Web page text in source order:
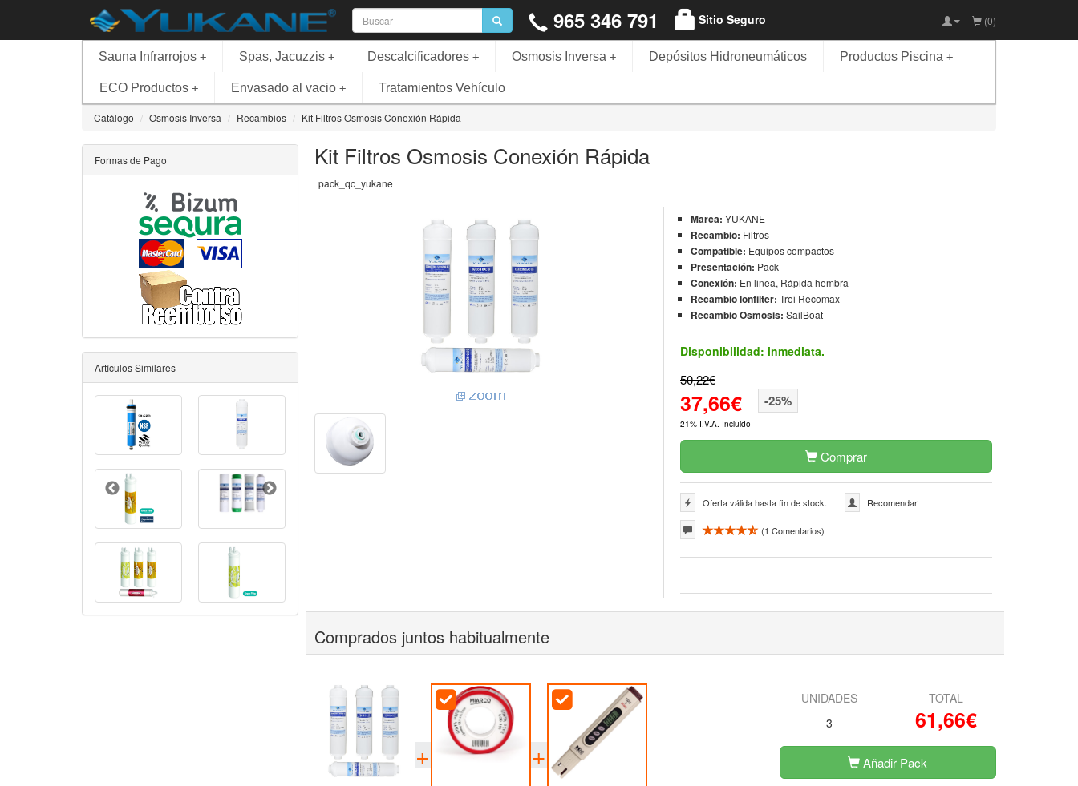
965 346 791 Sitio Seguro (0)
+
Sauna Infrarrojos +
Spas, Jacuzzis +
Descalcificadores +
Osmosis Inversa Depósitos Hidroneumáticos +
Productos Piscina
+
ECO Productos +
Envasado al vacio Tratamientos Vehículo
Catálogo Osmosis Inversa Recambios Kit Filtros Osmosis Conexión Rápida
Kit Filtros Osmosis Conexión Rápida
pack_qc_yukane
Marca: YUKANE
Recambio: Filtros
Compatible: Equipos compactos
Presentación: Pack
Conexión: En linea, Rápida hembra
Recambio Ionfilter: Troi Recomax
Recambio Osmosis: SailBoat
Disponibilidad: inmediata.
50,22€
37,66€ -25%
21% I.V.A. Incluido
Comprar
Oferta válida hasta fin de stock. Recomendar
(1 Comentarios)
Comprados juntos habitualmente
UNIDADES
TOTAL
3
61,66€
Añadir Pack
Formas de Pago
Artículos Similares